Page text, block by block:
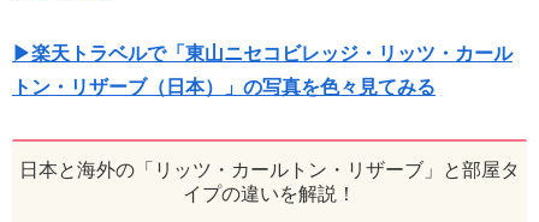
▶楽天トラベルで「東山ニセコビレッジ・リッツ・カール
トン・リザーブ（日本）」の写真を色々見てみる
日本と海外の「リッツ・カールトン・リザーブ」と部屋タ
イプの違いを解説！